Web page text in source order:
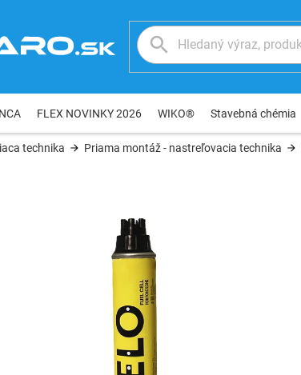
FLEX NOVINKY 2026 WIKO® Stavebná chémia
technika Priama montáž - nastreľovacia technika